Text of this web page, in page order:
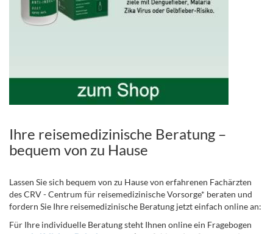
Ihre reisemedizinische Beratung –
bequem von zu Hause
Lassen Sie sich bequem von zu Hause von erfahrenen Fachärzten
des CRV - Centrum für reisemedizinische Vorsorge* beraten und
fordern Sie Ihre reisemedizinische Beratung jetzt einfach online an:
Für Ihre individuelle Beratung steht Ihnen online ein Fragebogen